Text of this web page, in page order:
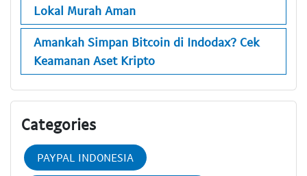
Lokal Murah Aman
Amankah Simpan Bitcoin di Indodax? Cek
Keamanan Aset Kripto
Categories
PAYPAL INDONESIA